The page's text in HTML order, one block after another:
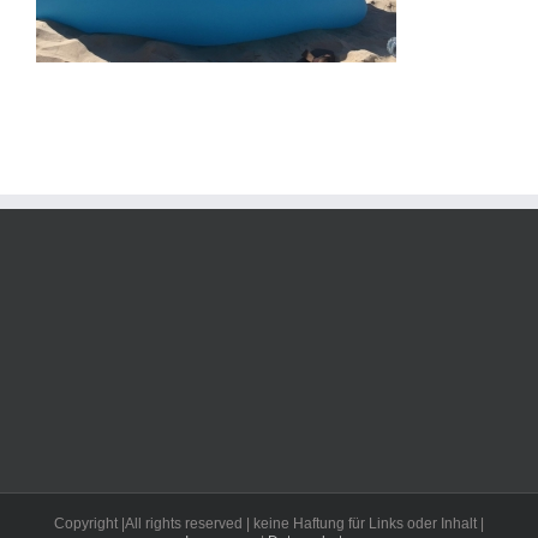
Copyright |All rights reserved | keine Haftung für Links oder Inhalt |